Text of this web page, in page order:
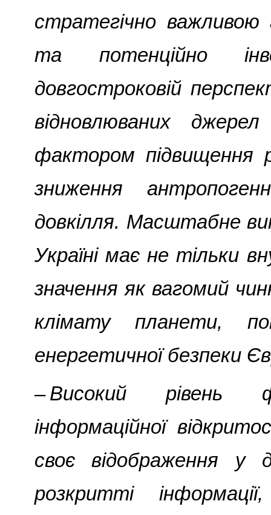
стратегічно важливою
та потенційно
довгостроковій
відновлюваних
фактором підвищення
зниження
довкілля. Масштабне
Україні має не тільки
значення як вагомий
клімату планети,
енергетичної безпеки
– Високий рівень
інформаційної
своє відображення у
розкритті